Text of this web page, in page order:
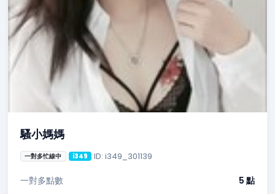
騷小媽媽
一對多忙線中 i349 ID: i349_301139
一對多點數 5 點